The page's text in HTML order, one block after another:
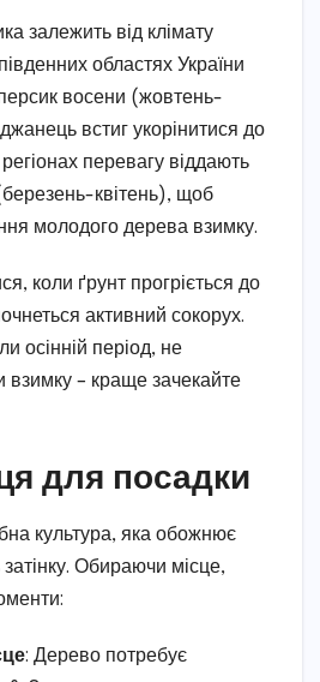
залежить від клімату
областях України
восени (жовтень-
встиг укорінитися до
перевагу віддають
квітень), щоб
молодого дерева взимку.
коли ґрунт прогріється до
активний сокорух.
осінній період, не
взимку – краще зачекайте
для посадки
культура, яка обожнює
Обираючи місце,
: Дерево потребує